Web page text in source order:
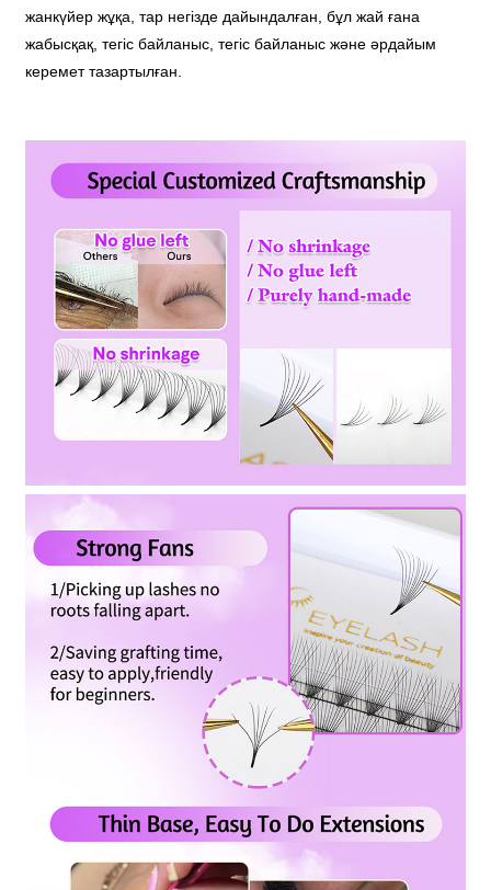
жанкүйер жұқа, тар негізде дайындалған, бұл жай ғана
жабысқақ, тегіс байланыс, тегіс байланыс және әрдайым
керемет тазартылған.